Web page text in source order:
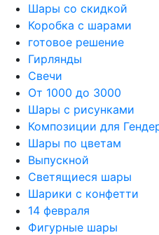
Шары со скидкой
Коробка с шарами
готовое решение
Гирлянды
Свечи
От 1000 до 3000
Шары с рисунками
Композиции для
Шары по цветам
Выпускной
Светящиеся шары
Шарики с конфетти
14 февраля
Фигурные шары